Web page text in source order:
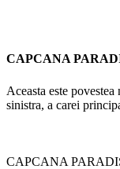
CAPCANA
Aceasta este
sinistra, a carei
CAPCANA